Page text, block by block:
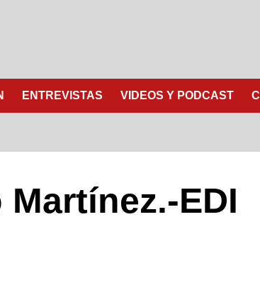
ENTREVISTAS VIDEOS Y PODCAST
EDI